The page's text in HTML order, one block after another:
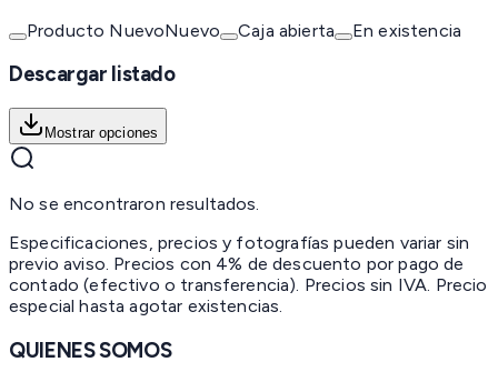
Producto NuevoNuevo Caja abierta En existencia
Descargar listado
Mostrar opciones
No se encontraron resultados.
Especificaciones, precios y fotografías pueden variar sin
previo aviso. Precios con 4% de descuento por pago de
contado (efectivo o transferencia). Precios sin IVA. Precio
especial hasta agotar existencias.
QUIENES SOMOS